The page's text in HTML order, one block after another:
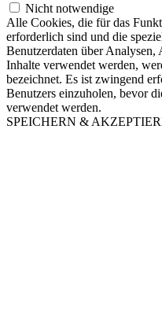
Nicht notwendige
Alle Cookies, die für das
erforderlich sind und die
Benutzerdaten über Analysen,
Inhalte verwendet werden,
bezeichnet. Es ist zwingend
Benutzers einzuholen, bevor
verwendet werden.
SPEICHERN &